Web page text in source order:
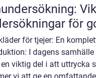
för
för tjejer: En
I dagens
viktig del i att uttrycka